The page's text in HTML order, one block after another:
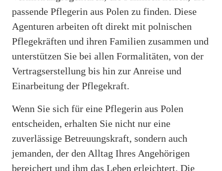
passende Pflegerin aus Polen zu finden. Diese
Agenturen arbeiten oft direkt mit polnischen
Pflegekräften und ihren Familien zusammen und
unterstützen Sie bei allen Formalitäten, von der
Vertragserstellung bis hin zur Anreise und
Einarbeitung der Pflegekraft.
Wenn Sie sich für eine Pflegerin aus Polen
entscheiden, erhalten Sie nicht nur eine
zuverlässige Betreuungskraft, sondern auch
jemanden, der den Alltag Ihres Angehörigen
bereichert und ihm das Leben erleichtert. Die